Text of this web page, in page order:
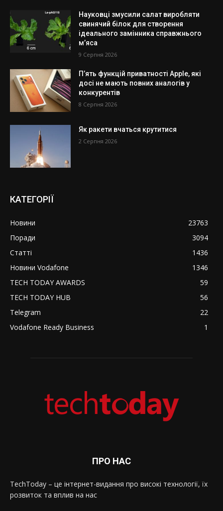
Науковці змусили салат виробляти
свинячий білок для створення
ідеального замінника справжнього
м’яса
9 Серпня 2026
П’ять функцій приватності Apple, які
досі не мають повних аналогів у
конкурентів
8 Серпня 2026
Як ракети вчаться крутитися
2 Серпня 2026
КАТЕГОРІЇ
Новини
23763
Поради
3094
Статті
1436
Новини Vodafone
1346
TECH TODAY AWARDS
59
TECH TODAY HUB
56
Telegram
22
Vodafone Ready Business
1
ПРО НАС
TechToday – це інтернет-видання про високі технології, їх
розвиток та вплив на нас